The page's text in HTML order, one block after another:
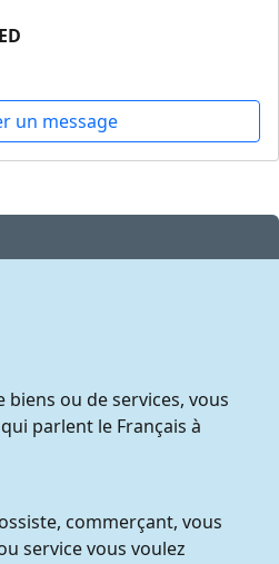
un message
ou de services, vous
parlent le Français à
commerçant, vous
service vous voulez